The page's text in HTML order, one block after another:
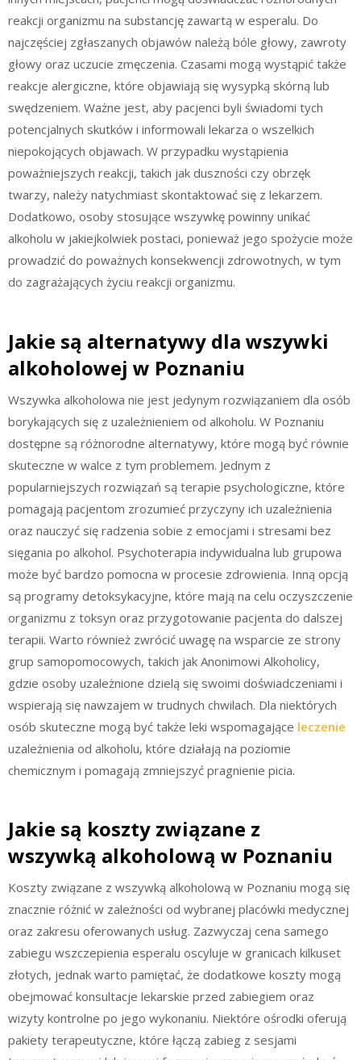
reakcji organizmu na substancję zawartą w esperalu. Do
najczęściej zgłaszanych objawów należą bóle głowy, zawroty
głowy oraz uczucie zmęczenia. Czasami mogą wystąpić także
reakcje alergiczne, które objawiają się wysypką skórną lub
swędzeniem. Ważne jest, aby pacjenci byli świadomi tych
potencjalnych skutków i informowali lekarza o wszelkich
niepokojących objawach. W przypadku wystąpienia
poważniejszych reakcji, takich jak duszności czy obrzęk
twarzy, należy natychmiast skontaktować się z lekarzem.
Dodatkowo, osoby stosujące wszywkę powinny unikać
alkoholu w jakiejkolwiek postaci, ponieważ jego spożycie może
prowadzić do poważnych konsekwencji zdrowotnych, w tym
do zagrażających życiu reakcji organizmu.
Jakie są alternatywy dla wszywki
alkoholowej w Poznaniu
Wszywka alkoholowa nie jest jedynym rozwiązaniem dla osób
borykających się z uzależnieniem od alkoholu. W Poznaniu
dostępne są różnorodne alternatywy, które mogą być równie
skuteczne w walce z tym problemem. Jednym z
popularniejszych rozwiązań są terapie psychologiczne, które
pomagają pacjentom zrozumieć przyczyny ich uzależnienia
oraz nauczyć się radzenia sobie z emocjami i stresami bez
sięgania po alkohol. Psychoterapia indywidualna lub grupowa
może być bardzo pomocna w procesie zdrowienia. Inną opcją
są programy detoksykacyjne, które mają na celu oczyszczenie
organizmu z toksyn oraz przygotowanie pacjenta do dalszej
terapii. Warto również zwrócić uwagę na wsparcie ze strony
grup samopomocowych, takich jak Anonimowi Alkoholicy,
gdzie osoby uzależnione dzielą się swoimi doświadczeniami i
wspierają się nawzajem w trudnych chwilach. Dla niektórych
osób skuteczne mogą być także leki wspomagające leczenie
uzależnienia od alkoholu, które działają na poziomie
chemicznym i pomagają zmniejszyć pragnienie picia.
Jakie są koszty związane z
wszywką alkoholową w Poznaniu
Koszty związane z wszywką alkoholową w Poznaniu mogą się
znacznie różnić w zależności od wybranej placówki medycznej
oraz zakresu oferowanych usług. Zazwyczaj cena samego
zabiegu wszczepienia esperalu oscyluje w granicach kilkuset
złotych, jednak warto pamiętać, że dodatkowe koszty mogą
obejmować konsultacje lekarskie przed zabiegiem oraz
wizyty kontrolne po jego wykonaniu. Niektóre ośrodki oferują
pakiety terapeutyczne, które łączą zabieg z sesjami